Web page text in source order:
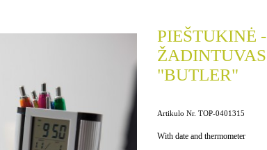
PIEŠTUKINĖ -
ŽADINTUVAS
"BUTLER"
Artikulo Nr. TOP-0401315
With date and thermometer